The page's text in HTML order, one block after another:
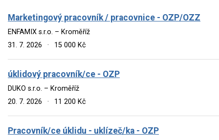
Marketingový pracovník / pracovnice - OZP/OZZ
ENFAMIX s.r.o. – Kroměříž
31. 7. 2026
· 15 000 Kč
úklidový pracovník/ce - OZP
DUKO s.r.o. – Kroměříž
20. 7. 2026
· 11 200 Kč
Pracovník/ce úklidu - uklízeč/ka - OZP